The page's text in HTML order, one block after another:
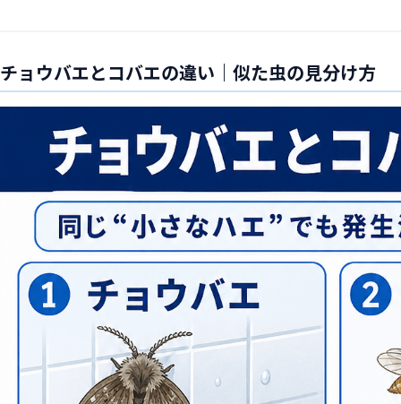
チョウバエとコバエの違い｜似た虫の見分け方